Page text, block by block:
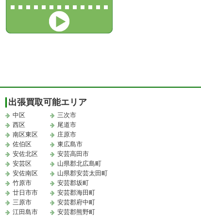
出張買取可能エリア
中区
西区
南区東区
佐伯区
安佐北区
安芸区
安佐南区
竹原市
廿日市市
三原市
江田島市
三次市
尾道市
庄原市
東広島市
安芸高田市
山県郡北広島町
山県郡安芸太田町
安芸郡坂町
安芸郡海田町
安芸郡府中町
安芸郡熊野町